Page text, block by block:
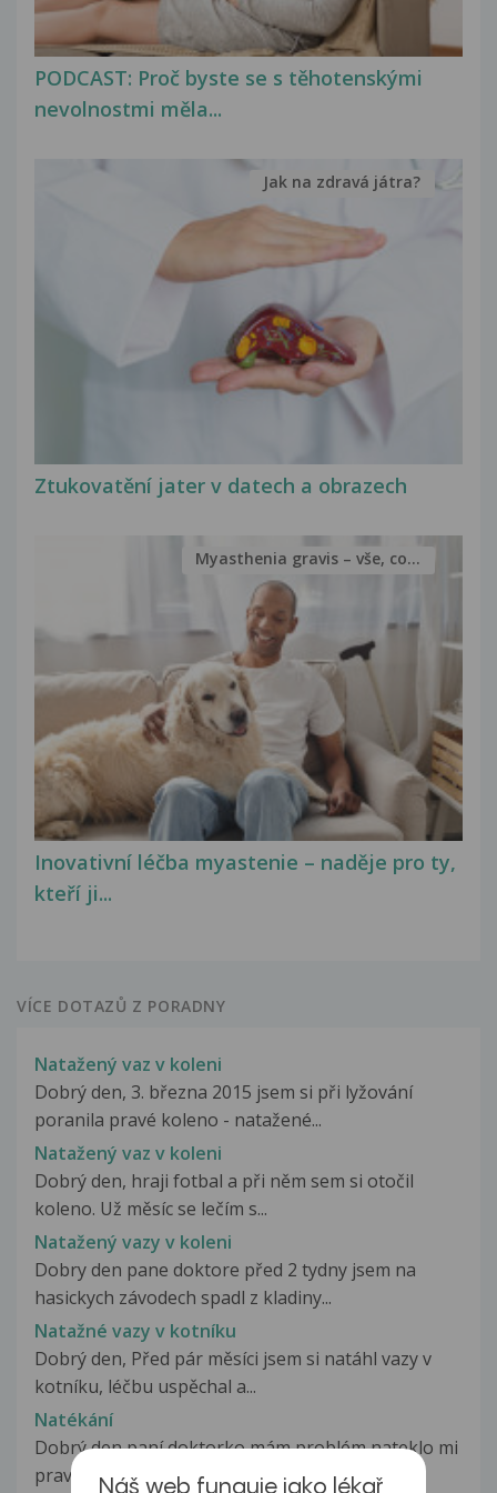
PODCAST: Proč byste se s těhotenskými
nevolnostmi měla...
Ztukovatění jater v datech a obrazech
Jak na zdravá játra?
Inovativní léčba myastenie – naděje pro ty,
kteří ji...
Myasthenia gravis – vše, co...
VÍCE DOTAZŮ Z PORADNY
Natažený vaz v koleni
Dobrý den, 3. března 2015 jsem si při lyžování
poranila pravé koleno - natažené...
Natažený vaz v koleni
Dobrý den, hraji fotbal a při něm sem si otočil
koleno. Už měsíc se lečím s...
Natažený vazy v koleni
Dobry den pane doktore před 2 tydny jsem na
hasickych závodech spadl z kladiny...
Natažné vazy v kotníku
Dobrý den, Před pár měsíci jsem si natáhl vazy v
kotníku, léčbu uspěchal a...
Natékání
Dobrý den paní doktorko mám problém nateklo mi
pravé prso a cítím i malé svědění...
Náš web funguje jako lékař